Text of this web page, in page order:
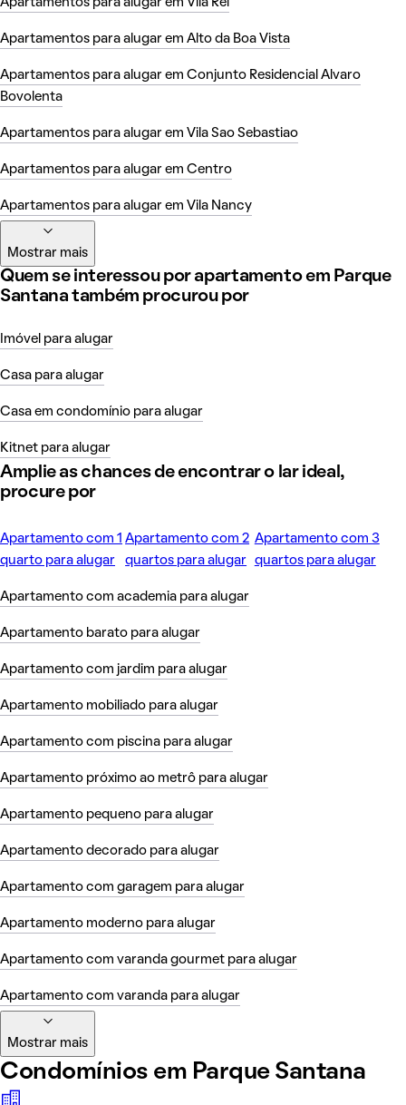
Apartamentos para alugar em Alto da Boa Vista
Apartamentos para alugar em Conjunto Residencial Alvaro
Bovolenta
Apartamentos para alugar em Vila Sao Sebastiao
Apartamentos para alugar em Centro
Apartamentos para alugar em Vila Nancy
Mostrar mais
Quem se interessou por apartamento em Parque
Santana também procurou por
Imóvel para alugar
Casa para alugar
Casa em condomínio para alugar
Kitnet para alugar
Amplie as chances de encontrar o lar ideal,
procure por
Apartamento com 1
quarto para alugar
Apartamento com 2
quartos para alugar
Apartamento com 3
quartos para alugar
Apartamento com academia para alugar
Apartamento barato para alugar
Apartamento com jardim para alugar
Apartamento mobiliado para alugar
Apartamento com piscina para alugar
Apartamento próximo ao metrô para alugar
Apartamento pequeno para alugar
Apartamento decorado para alugar
Apartamento com garagem para alugar
Apartamento moderno para alugar
Apartamento com varanda gourmet para alugar
Apartamento com varanda para alugar
Mostrar mais
Condomínios em Parque Santana